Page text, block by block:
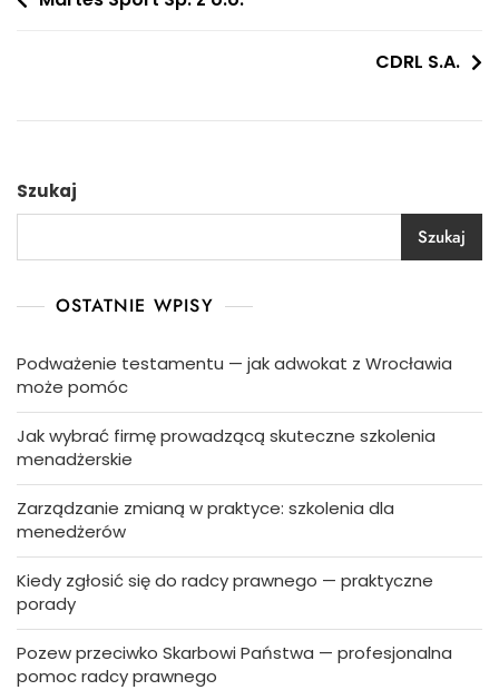
CDRL S.A.
Szukaj
Szukaj
OSTATNIE WPISY
Podważenie testamentu — jak adwokat z Wrocławia
może pomóc
Jak wybrać firmę prowadzącą skuteczne szkolenia
menadżerskie
Zarządzanie zmianą w praktyce: szkolenia dla
menedżerów
Kiedy zgłosić się do radcy prawnego — praktyczne
porady
Pozew przeciwko Skarbowi Państwa — profesjonalna
pomoc radcy prawnego